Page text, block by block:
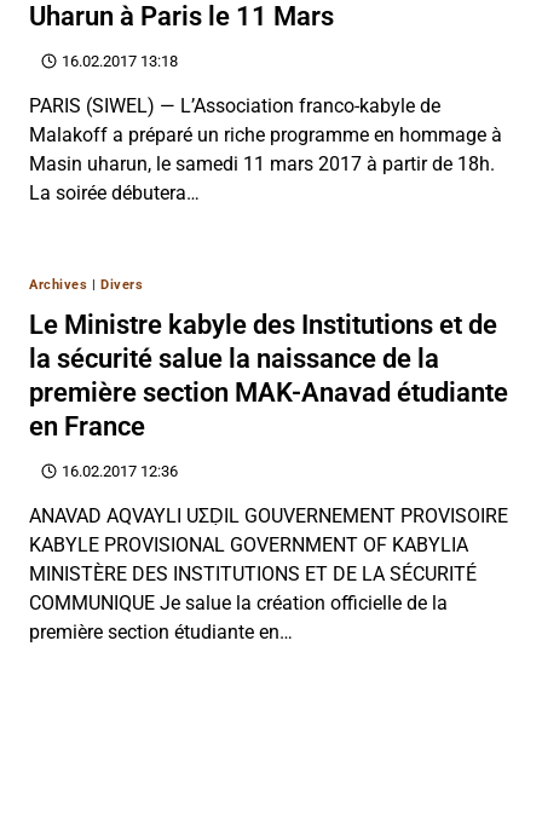
Uharun à Paris le 11 Mars
16.02.2017 13:18
PARIS (SIWEL) — L’Association franco-kabyle de
Malakoff a préparé un riche programme en hommage à
Masin uharun, le samedi 11 mars 2017 à partir de 18h.
La soirée débutera…
Archives |Divers
Le Ministre kabyle des Institutions et de
la sécurité salue la naissance de la
première section MAK-Anavad étudiante
en France
16.02.2017 12:36
ANAVAD AQVAYLI UΣḌIL GOUVERNEMENT PROVISOIRE
KABYLE PROVISIONAL GOVERNMENT OF KABYLIA
MINISTÈRE DES INSTITUTIONS ET DE LA SÉCURITÉ
COMMUNIQUE Je salue la création officielle de la
première section étudiante en…